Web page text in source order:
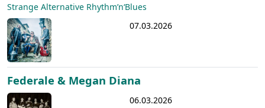
Strange Alternative Rhythm’n‘Blues
07.03.2026
Federale & Megan Diana
06.03.2026